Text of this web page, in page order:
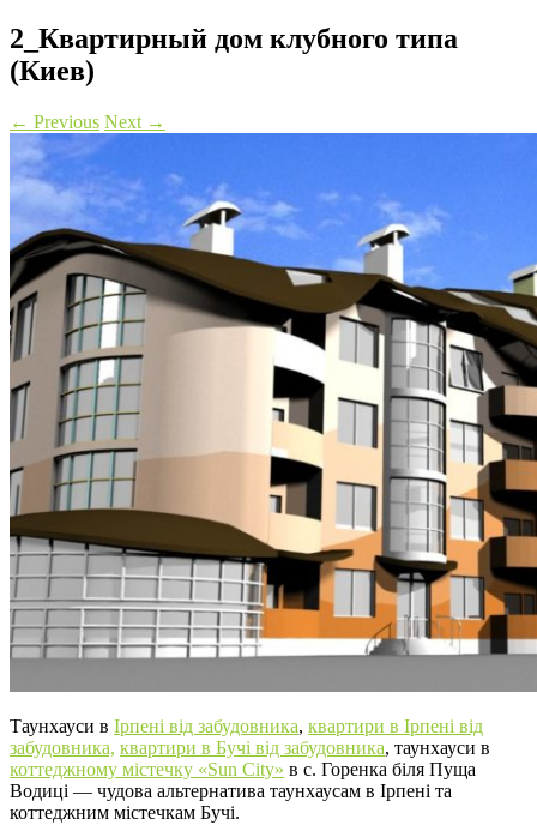
2_Квартирный дом клубного типа
(Киев)
← Previous Next →
Таунхауси в Ірпені від забудовника, квартири в Ірпені від
забудовника, квартири в Бучі від забудовника, таунхауси в
коттеджному містечку «Sun City» в с. Горенка біля Пуща
Водиці — чудова альтернатива таунхаусам в Ірпені та
коттеджним містечкам Бучі.